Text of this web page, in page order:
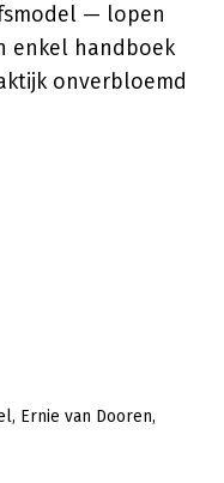
— lopen
enkel handboek
onverbloemd
Ernie van Dooren